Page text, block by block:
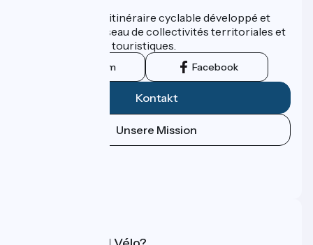
ViaRhôna est un itinéraire cyclable développé et
promu par un réseau de collectivités territoriales et
leurs institutions touristiques.
Instagram Facebook
Kontakt
Unsere Mission